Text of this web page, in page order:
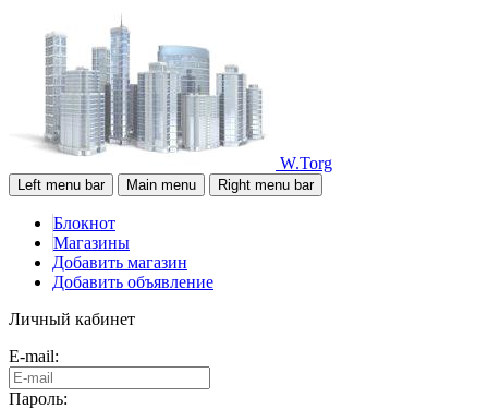
W.Torg
Left menu bar Main menu Right menu bar
Блокнот
Магазины
Добавить магазин
Добавить объявление
Личный кабинет
E-mail:
Пароль: